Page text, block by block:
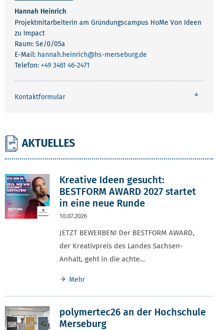
Hannah Heinrich
Projektmitarbeiterin am Gründungscampus HoMe Von Ideen
zu Impact
Raum: Se/0/05a
E-Mail: hannah.heinrich@hs-merseburg.de
Telefon: +49 3461 46-2471
Kontaktformular
AKTUELLES
Kreative Ideen gesucht:
BESTFORM AWARD 2027 startet
in eine neue Runde
10.07.2026
JETZT BEWERBEN! Der BESTFORM AWARD,
der Kreativpreis des Landes Sachsen-
Anhalt, geht in die achte…
Mehr
polymertec26 an der Hochschule
Merseburg